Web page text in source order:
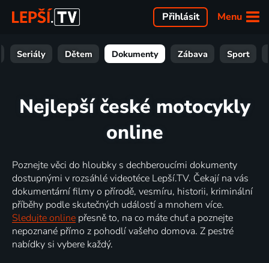
Menu
Přihlásit
Seriály Dětem Dokumenty Zábava Sport
Nejlepší české motocykly
online
Poznejte věci do hloubky s dechberoucími dokumenty
dostupnými v rozsáhlé videotéce Lepší.TV. Čekají na vás
dokumentární filmy o přírodě, vesmíru, historii, kriminální
příběhy podle skutečných událostí a mnohem více.
Sledujte online přesně to, na co máte chuť a poznejte
nepoznané přímo z pohodlí vašeho domova. Z pestré
nabídky si vybere každý.